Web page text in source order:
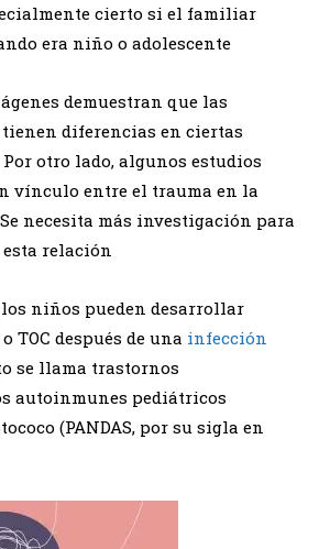
cierto si el familiar
era niño o adolescente
demuestran que las
tienen diferencias en ciertas
Por otro lado, algunos estudios
vínculo entre el trauma en la
necesita más investigación para
relación
los niños pueden desarrollar
TOC después de una infección
se llama trastornos
autoinmunes pediátricos
(PANDAS, por su sigla en